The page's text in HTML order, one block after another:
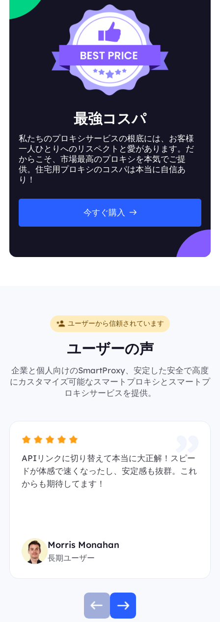
最強コスパ
私たちのプロキシサービスの根底には、お客様
一人ひとりへのリスペクトと愛があります。だ
からこそ、市場最高のプロキシを本気でご提
供。住宅用プロキシのコスパは本当に自信あ
り！
今すぐ購入
ユーザーから信頼されています
ユーザーの声
企業と個人向けのSmartProxy、安定した安全で高度
にカスタマイズ可能なスマートプロキシとスマートプ
ロキシサービスを提供。
APIリンクに切り替えて本当に大正解！スピー
ドが体感で速くなったし、安定感も抜群。これ
からも期待してます！
Morris Monahan
長期ユーザー